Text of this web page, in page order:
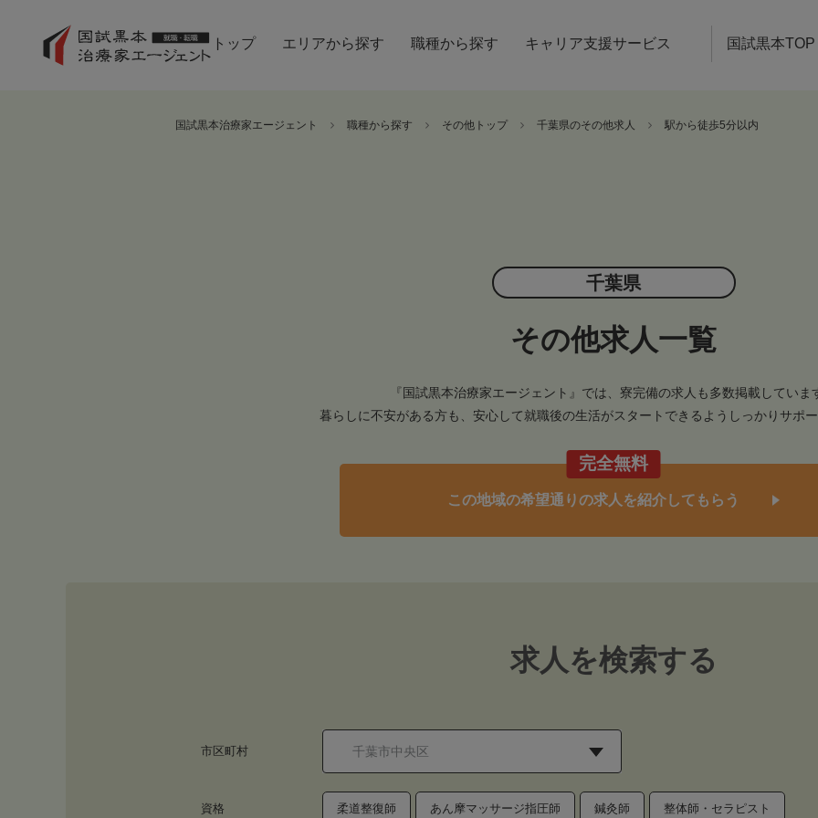
トップ エリアから探す 職種から探す キャリア支援サービス 国試黒本TOP
国試黒本治療家エージェント 職種から探す その他トップ 千葉県のその他求人 駅から徒歩5分以内
千葉県
その他求人一覧
『国試黒本治療家エージェント』では、寮完備の求人も多数掲載していま
暮らしに不安がある方も、安心して就職後の生活がスタートできるようしっかりサポー
完全無料
この地域の希望通りの求人を紹介してもらう
求人を検索する
市区町村
資格 柔道整復師 あん摩マッサージ指圧師 鍼灸師 整体師・セラピスト